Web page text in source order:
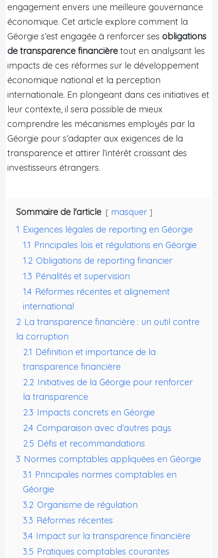
engagement envers une meilleure gouvernance
économique. Cet article explore comment la
Géorgie s’est engagée à renforcer ses obligations
de transparence financière tout en analysant les
impacts de ces réformes sur le développement
économique national et la perception
internationale. En plongeant dans ces initiatives et
leur contexte, il sera possible de mieux
comprendre les mécanismes employés par la
Géorgie pour s’adapter aux exigences de la
transparence et attirer l’intérêt croissant des
investisseurs étrangers.
Sommaire de l'article
masquer
1 Exigences légales de reporting en Géorgie
1.1 Principales lois et régulations en Géorgie
1.2 Obligations de reporting financier
1.3 Pénalités et supervision
1.4 Réformes récentes et alignement
international
2 La transparence financière : un outil contre
la corruption
2.1 Définition et importance de la
transparence financière
2.2 Initiatives de la Géorgie pour renforcer
la transparence
2.3 Impacts concrets en Géorgie
2.4 Comparaison avec d’autres pays
2.5 Défis et recommandations
3 Normes comptables appliquées en Géorgie
3.1 Principales normes comptables en
Géorgie
3.2 Organisme de régulation
3.3 Réformes récentes
3.4 Impact sur la transparence financière
3.5 Pratiques comptables courantes